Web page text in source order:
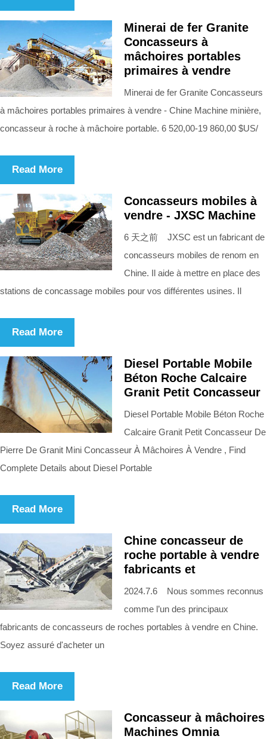
Minerai de fer Granite
Concasseurs à
mâchoires portables
primaires à vendre
Minerai de fer Granite Concasseurs
à mâchoires portables primaires à vendre - Chine Machine minière,
concasseur à roche à mâchoire portable. 6 520,00-19 860,00 $US/
Read More
Concasseurs mobiles à
vendre - JXSC Machine
6 天之前 JXSC est un fabricant de
concasseurs mobiles de renom en
Chine. Il aide à mettre en place des
stations de concassage mobiles pour vos différentes usines. Il
Read More
Diesel Portable Mobile
Béton Roche Calcaire
Granit Petit Concasseur
Diesel Portable Mobile Béton Roche
Calcaire Granit Petit Concasseur De
Pierre De Granit Mini Concasseur À Mâchoires À Vendre , Find
Complete Details about Diesel Portable
Read More
Chine concasseur de
roche portable à vendre
fabricants et
2024.7.6 Nous sommes reconnus
comme l’un des principaux
fabricants de concasseurs de roches portables à vendre en Chine.
Soyez assuré d'acheter un
Read More
Concasseur à mâchoires
Machines Omnia